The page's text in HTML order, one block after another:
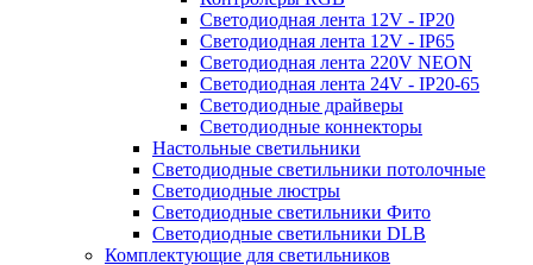
Светодиодная лента 12V - IP20
Светодиодная лента 12V - IP65
Светодиодная лента 220V NEON
Светодиодная лента 24V - IP20-65
Светодиодные драйверы
Светодиодные коннекторы
Настольные светильники
Светодиодные светильники потолочные
Светодиодные люстры
Светодиодные светильники Фито
Светодиодные светильники DLB
Комплектующие для светильников